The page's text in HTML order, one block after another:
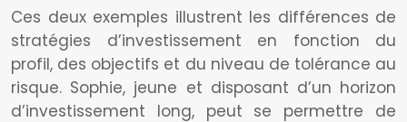
Ces deux exemples illustrent les différences de
stratégies d’investissement en fonction du
profil, des objectifs et du niveau de tolérance au
risque. Sophie, jeune et disposant d’un horizon
d’investissement long, peut se permettre de